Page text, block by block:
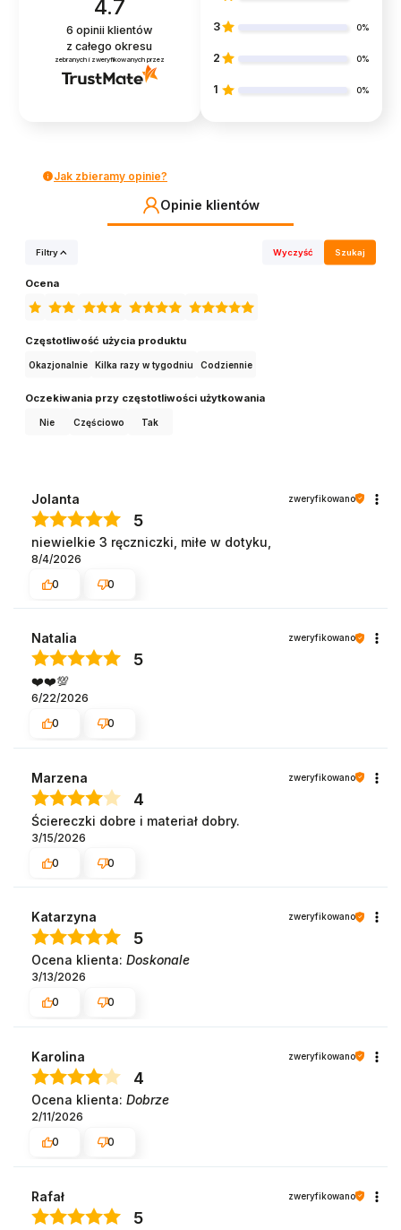
4.7
6 opinii klientów
z całego okresu
zebranych i zweryfikowanych przez
3 0%
2 0%
1 0%
Jak zbieramy opinie?
Opinie klientów
Filtry Wyczyść Szukaj
Ocena
Częstotliwość użycia produktu
Okazjonalnie Kilka razy w tygodniu Codziennie
Oczekiwania przy częstotliwości użytkowania
Nie Częściowo Tak
Jolanta zweryfikowano
5
niewielkie 3 ręczniczki, miłe w dotyku,
8/4/2026
0
0
Natalia zweryfikowano
5
❤️❤️💯
6/22/2026
0
0
Marzena zweryfikowano
4
Ściereczki dobre i materiał dobry.
3/15/2026
0
0
Katarzyna zweryfikowano
5
Ocena klienta: Doskonale
3/13/2026
0
0
Karolina zweryfikowano
4
Ocena klienta: Dobrze
2/11/2026
0
0
Rafał zweryfikowano
5